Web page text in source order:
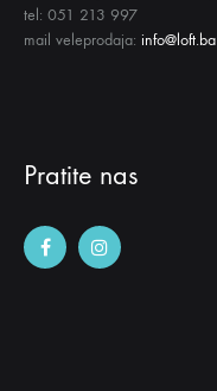
tel: 051 213 997
mail veleprodaja: info@loft.ba
Pratite nas